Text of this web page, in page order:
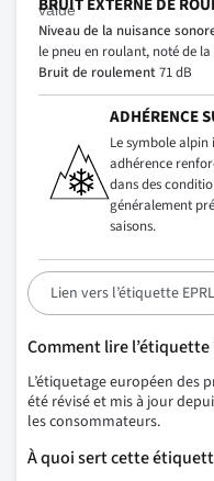
BRUIT EXTERNE DE
Niveau de la nuisance
le pneu en roulant, noté de
Bruit de roulement71 dB
ADHÉRENCE
Le symbole
adhérence
dans des
généralement
saisons.
Lien vers l’étiquette EPRL
Comment lire l’étiquette
L’étiquetage européen des
été révisé et mis à jour
les consommateurs.
À quoi sert cette